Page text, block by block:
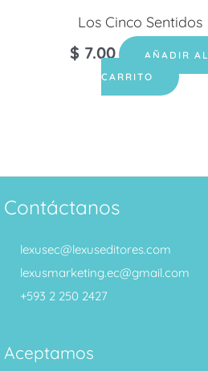
Los Cinco Sentidos
$ 7.00
AÑADIR AL
CARRITO
Contáctanos
lexusec@lexuseditores.com
lexusmarketing.ec@gmail.com
+593 2 250 2427
Aceptamos